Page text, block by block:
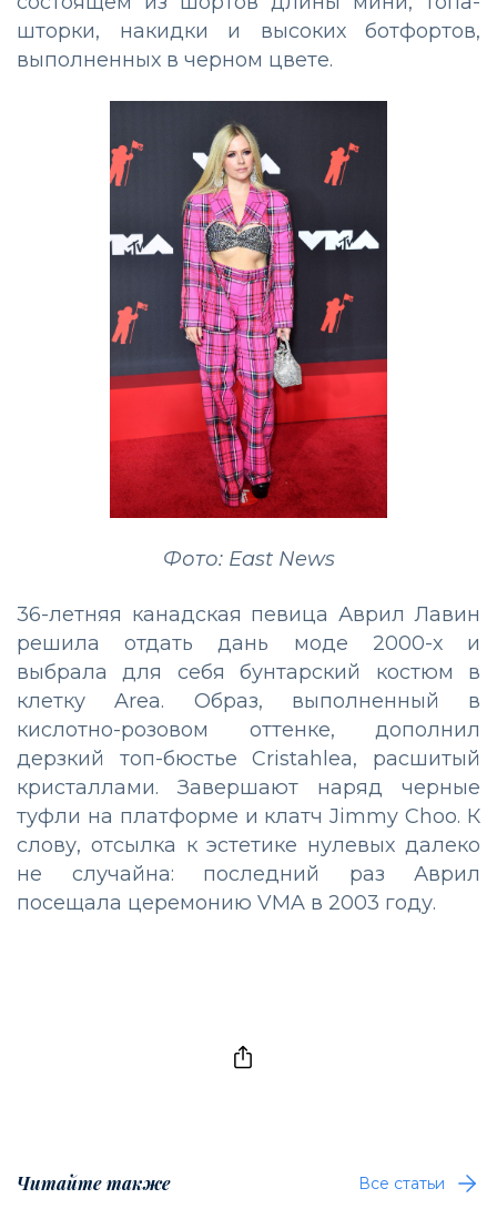
шторки, накидки и высоких ботфортов,
выполненных в черном цвете.
Фото: East News
36-летняя канадская певица Аврил Лавин
решила отдать дань моде 2000-х и
выбрала для себя бунтарский костюм в
клетку Area. Образ, выполненный в
кислотно-розовом оттенке, дополнил
дерзкий топ-бюстье Cristahlea, расшитый
кристаллами. Завершают наряд черные
туфли на платформе и клатч Jimmy Choo. К
слову, отсылка к эстетике нулевых далеко
не случайна: последний раз Аврил
посещала церемонию VMA в 2003 году.
Читайте также Все статьи